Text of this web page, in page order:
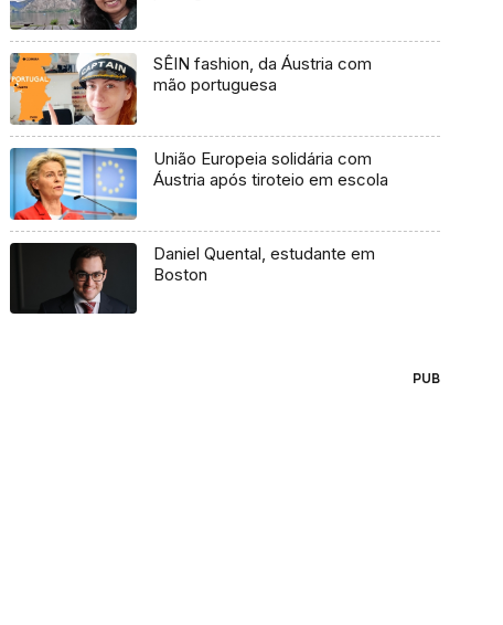
SÊIN fashion, da Áustria com
mão portuguesa
União Europeia solidária com
Áustria após tiroteio em escola
Daniel Quental, estudante em
Boston
PUB